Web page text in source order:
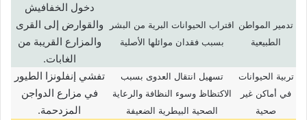
تدمير المواطن
الطبيعية
اقتراب الحيوانات البرية من البشر
بسبب فقدان موائلها الأصلية
دخول الخفافيش
والقوارض إلى القرى
والمزارع القريبة من
الغابات.
تربية الحيوانات
في أماكن غير
صحية
تسهيل انتقال العدوى بسبب
الاكتظاظ وسوء النظافة والرعاية
الصحية البيطرية الضعيفة
تفشي إنفلونزا الطيور
في مزارع الدواجن
المزدحمة.